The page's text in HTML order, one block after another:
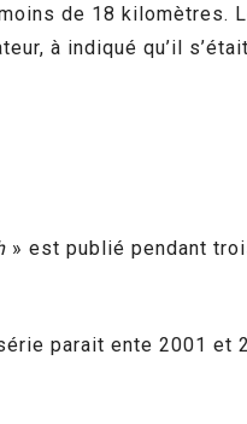
de 18 kilomètres.
à indiqué qu’il
» est publié pendant
parait ente 2001 et